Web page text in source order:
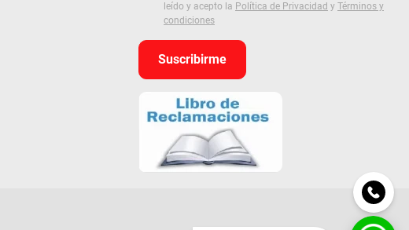
leído y acepto la Política de Privacidad y Términos y
condiciones
Suscribirme